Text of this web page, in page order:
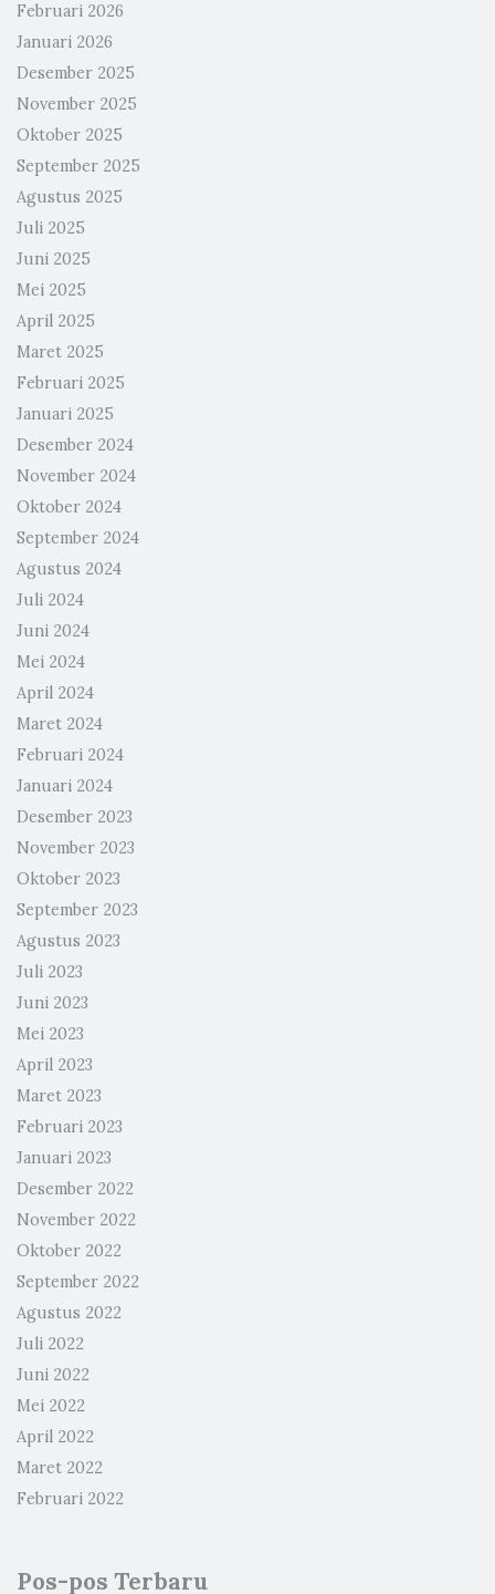
Februari 2026
Januari 2026
Desember 2025
November 2025
Oktober 2025
September 2025
Agustus 2025
Juli 2025
Juni 2025
Mei 2025
April 2025
Maret 2025
Februari 2025
Januari 2025
Desember 2024
November 2024
Oktober 2024
September 2024
Agustus 2024
Juli 2024
Juni 2024
Mei 2024
April 2024
Maret 2024
Februari 2024
Januari 2024
Desember 2023
November 2023
Oktober 2023
September 2023
Agustus 2023
Juli 2023
Juni 2023
Mei 2023
April 2023
Maret 2023
Februari 2023
Januari 2023
Desember 2022
November 2022
Oktober 2022
September 2022
Agustus 2022
Juli 2022
Juni 2022
Mei 2022
April 2022
Maret 2022
Februari 2022
Pos-pos Terbaru